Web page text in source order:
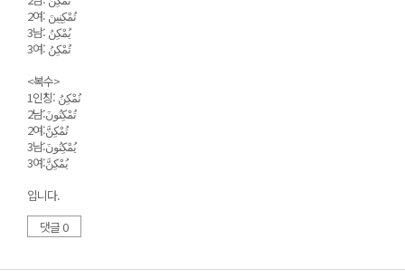
3남: يُمْكِنُ
<복수>
입니다.
댓글 0